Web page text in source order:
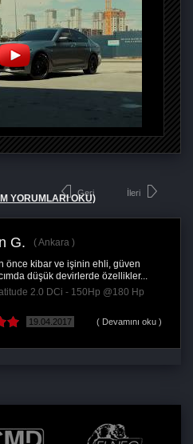
YORUMLARI OKU)
Geri
G.
Ankara
önce kibar ve işinin ehli, güven
düşük devirlerde özellikler...
2.0 DCi - 150Hp @180 Hp
19.04.2017 ( Devamını oku )
İleri